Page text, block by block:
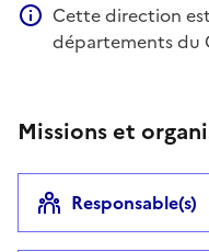
Information
Cette direction
départements du
Missions et
Responsable(s)